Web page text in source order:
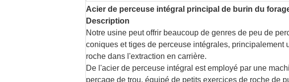
Acier de perceuse intégral principal de burin du
Description
Notre usine peut offrir beaucoup de genres de peu de
coniques et tiges de perceuse intégrales,
roche dans l'extraction en carrière.
De l'acier de perceuse intégral est employé par une
perçage de trou, équipé de petits exercices de roche de